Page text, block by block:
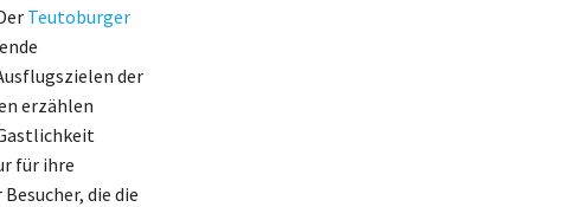
Teutoburger
der
erzählen
für ihre
die die